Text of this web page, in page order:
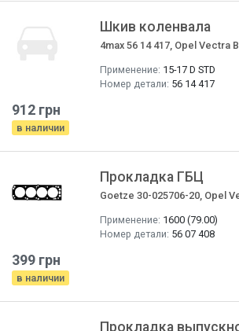
Шкив коленвала
4max 56 14 417, Opel Vectra B
Применение: 15-17 D STD
Номер детали: 56 14 417
912 грн
в наличии
Прокладка ГБЦ
Goetze 30-025706-20, Opel
Применение: 1600 (79.00)
Номер детали: 56 07 408
399 грн
в наличии
Прокладка